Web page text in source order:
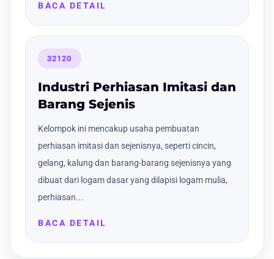
BACA DETAIL
32120
Industri Perhiasan Imitasi dan
Barang Sejenis
Kelompok ini mencakup usaha pembuatan
perhiasan imitasi dan sejenisnya, seperti cincin,
gelang, kalung dan barang-barang sejenisnya yang
dibuat dari logam dasar yang dilapisi logam mulia,
perhiasan...
BACA DETAIL